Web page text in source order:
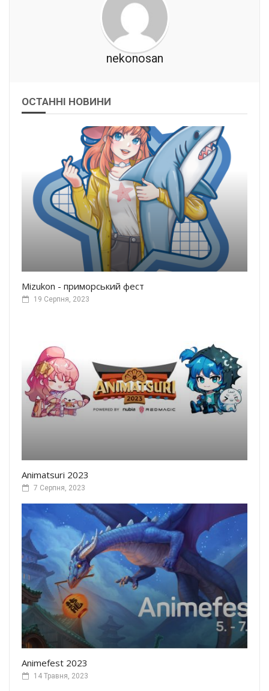
nekonosan
ОСТАННІ НОВИНИ
Mizukon - приморський фест
19 Серпня, 2023
Animatsuri 2023
7 Серпня, 2023
Animefest 2023
14 Травня, 2023